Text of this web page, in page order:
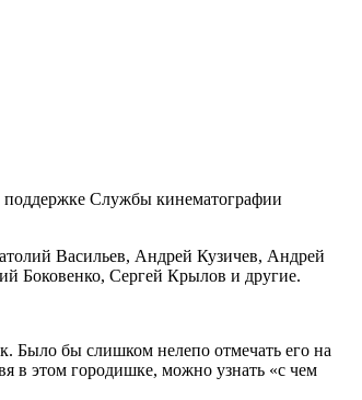
Службы кинематографии
Васильев, Андрей Кузичев, Андрей
Боковенко, Сергей Крылов и другие.
Было бы слишком нелепо отмечать его на
в этом городишке, можно узнать «с чем